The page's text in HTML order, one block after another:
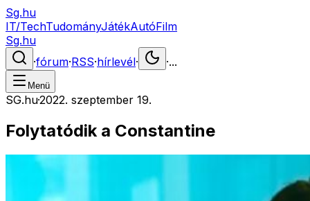
Sg.hu
IT/TechTudományJátékAutóFilm
Sg.hu
·fórum·RSS·hírlevél· ·...
Menü
SG.hu·2022. szeptember 19.
Folytatódik a Constantine